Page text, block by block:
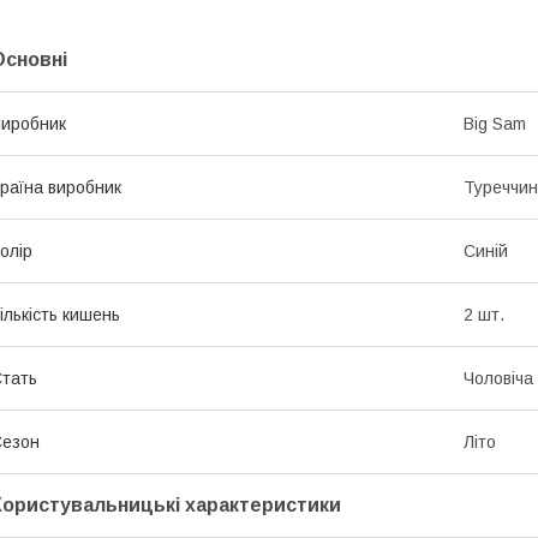
Big Sam
виробник
Синій
кишень 2 шт.
Чоловіча
Літо
характеристики